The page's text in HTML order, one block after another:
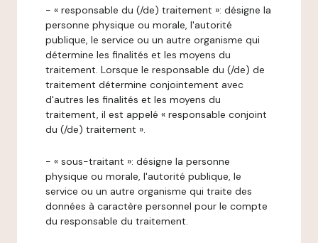
- « responsable du (/de) traitement »: désigne la
personne physique ou morale, l'autorité
publique, le service ou un autre organisme qui
détermine les finalités et les moyens du
traitement. Lorsque le responsable du (/de) de
traitement détermine conjointement avec
d'autres les finalités et les moyens du
traitement, il est appelé « responsable conjoint
du (/de) traitement ».
- « sous-traitant »: désigne la personne
physique ou morale, l'autorité publique, le
service ou un autre organisme qui traite des
données à caractère personnel pour le compte
du responsable du traitement.